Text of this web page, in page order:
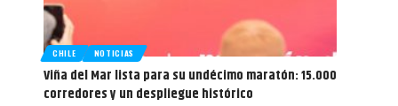
CHILE NOTICIAS
Viña del Mar lista para su undécimo maratón: 15.000
corredores y un despliegue histórico